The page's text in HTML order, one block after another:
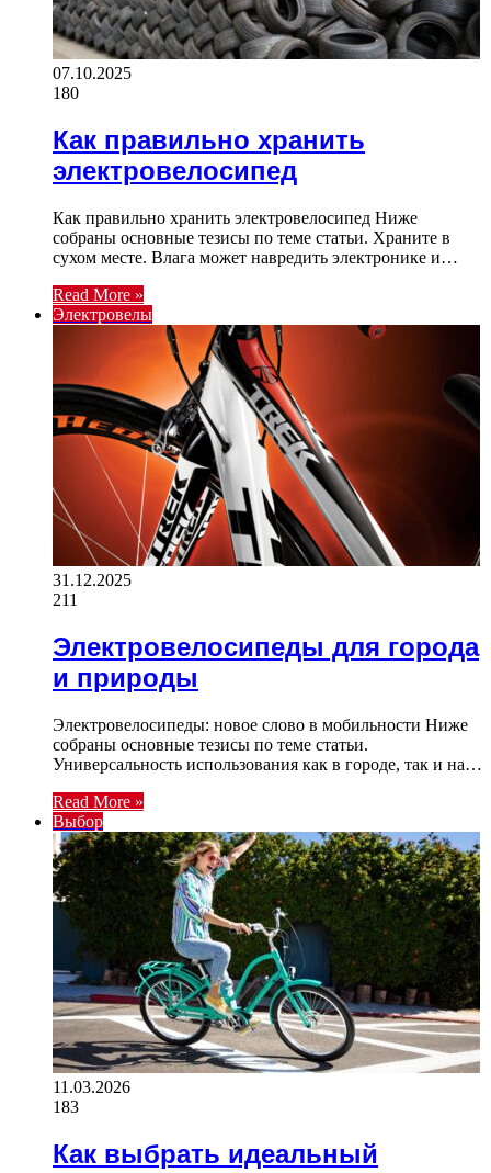
07.10.2025
180
Как правильно хранить
электровелосипед
Как правильно хранить электровелосипед Ниже
собраны основные тезисы по теме статьи. Храните в
сухом месте. Влага может навредить электронике и…
Read More »
Электровелы
31.12.2025
211
Электровелосипеды для города
и природы
Электровелосипеды: новое слово в мобильности Ниже
собраны основные тезисы по теме статьи.
Универсальность использования как в городе, так и на…
Read More »
Выбор
11.03.2026
183
Как выбрать идеальный